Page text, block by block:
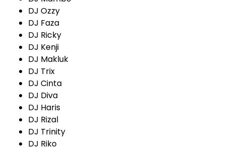
DJ Ozzy
DJ Faza
DJ Ricky
DJ Kenji
DJ Makluk
DJ Trix
DJ Cinta
DJ Diva
DJ Haris
DJ Rizal
DJ Trinity
DJ Riko